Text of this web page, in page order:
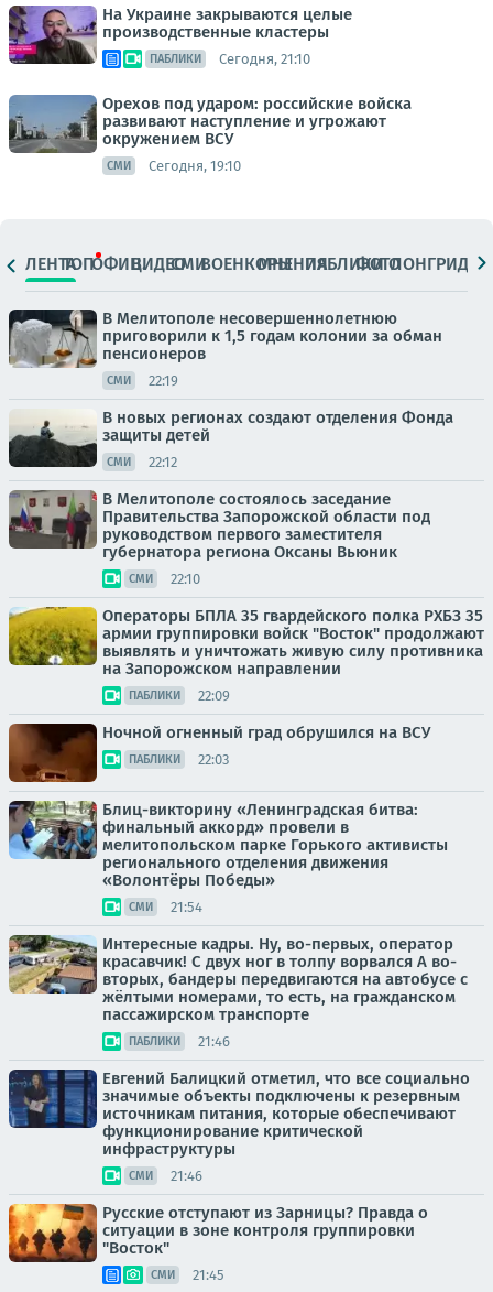
На Украине закрываются целые
производственные кластеры
ПАБЛИКИ Сегодня, 21:10
Орехов под ударом: российские войска
развивают наступление и угрожают
окружением ВСУ
СМИ Сегодня, 19:10
ЛЕНТАТОПОФИЦ.ВИДЕОСМИВОЕНКОРЫМНЕНИЯПАБЛИКИ
ФОТОЛОНГРИДЫ
В Мелитополе несовершеннолетнюю
приговорили к 1,5 годам колонии за обман
пенсионеров
СМИ 22:19
В новых регионах создают отделения Фонда
защиты детей
СМИ 22:12
В Мелитополе состоялось заседание
Правительства Запорожской области под
руководством первого заместителя
губернатора региона Оксаны Вьюник
СМИ 22:10
Операторы БПЛА 35 гвардейского полка РХБЗ 35
армии группировки войск "Восток" продолжают
выявлять и уничтожать живую силу противника
на Запорожском направлении
ПАБЛИКИ 22:09
Ночной огненный град обрушился на ВСУ
ПАБЛИКИ 22:03
Блиц-викторину «Ленинградская битва:
финальный аккорд» провели в
мелитопольском парке Горького активисты
регионального отделения движения
«Волонтёры Победы»
СМИ 21:54
Интересные кадры. Ну, во-первых, оператор
красавчик! С двух ног в толпу ворвался А во-
вторых, бандеры передвигаются на автобусе с
жёлтыми номерами, то есть, на гражданском
пассажирском транспорте
ПАБЛИКИ 21:46
Евгений Балицкий отметил, что все социально
значимые объекты подключены к резервным
источникам питания, которые обеспечивают
функционирование критической
инфраструктуры
СМИ 21:46
Русские отступают из Зарницы? Правда о
ситуации в зоне контроля группировки
"Восток"
СМИ 21:45